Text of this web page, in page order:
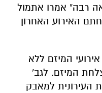
רבה" אמרו אתמול
האירוע האחרון
המיזם ללא
המיזם. לגב'
העירונית למאבק